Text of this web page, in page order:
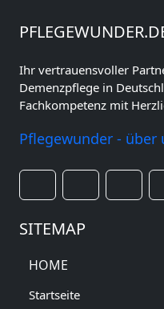
Ihr vertrauensvoller
Demenzpflege in
Fachkompetenz mit
Pflegewunder - über
SITEMAP
HOME
Startseite